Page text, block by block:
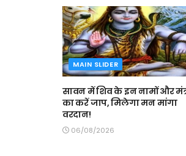
MAIN SLIDER
सावन में शिव के इन नामों और
का करें जाप, मिलेगा मन मांगा
वरदान!
06/08/2026